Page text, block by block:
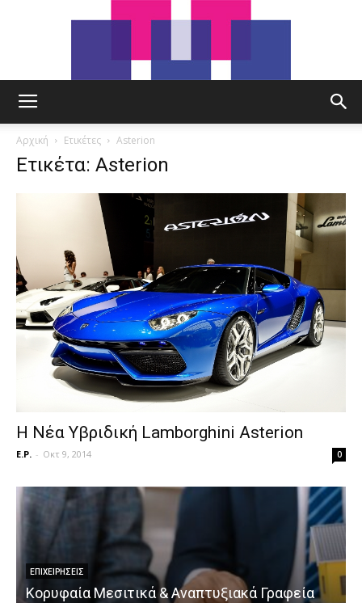
Αρχική Ετικέτες Asterion
Ετικέτα: Asterion
Η Νέα Υβριδική Lamborghini Asterion
E.P. - Οκτ 9, 2014 0
ΕΠΙΧΕΙΡΉΣΕΙΣ
Κορυφαία Μεσιτικά & Αναπτυξιακά Γραφεία